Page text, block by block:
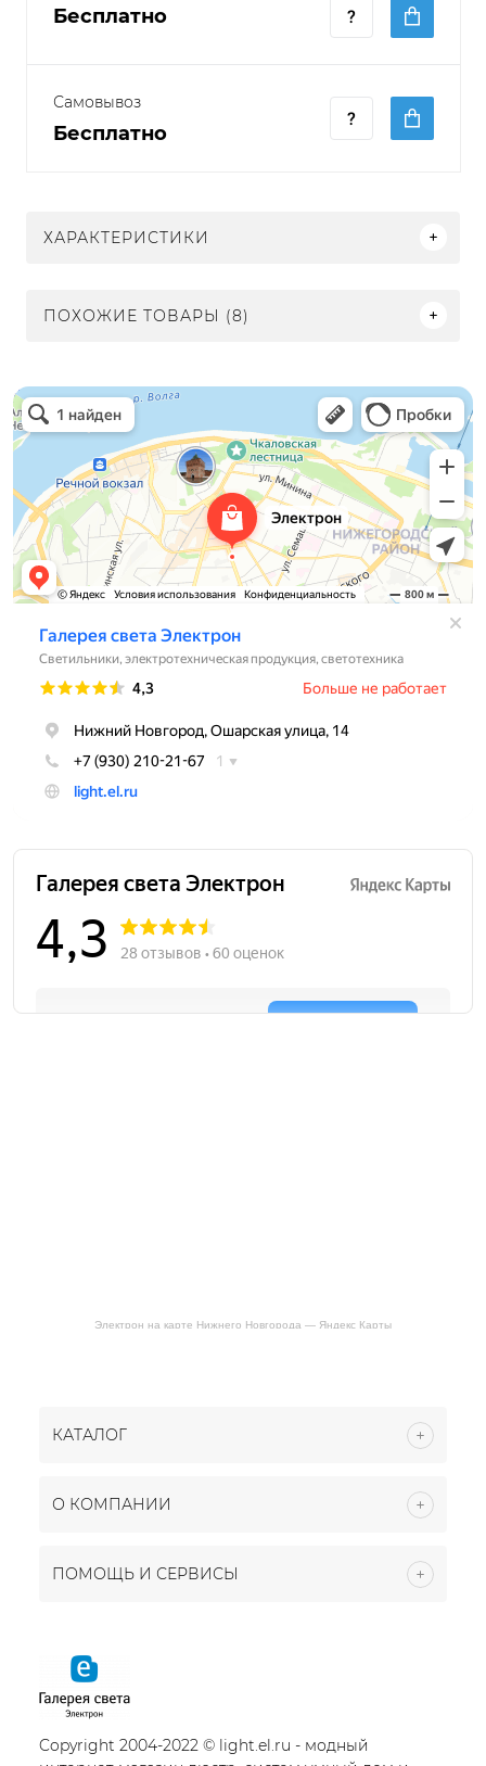
Бесплатно
Самовывоз
Бесплатно
ХАРАКТЕРИСТИКИ
ПОХОЖИЕ ТОВАРЫ (8)
Электрон
Светильники в Нижнем Новгороде
Электротехническая продукция в Нижнем Новгороде
Электрон на карте Нижнего Новгорода — Яндекс Карты
КАТАЛОГ
О КОМПАНИИ
ПОМОЩЬ И СЕРВИСЫ
Copyright 2004-2022 © light.el.ru - модный